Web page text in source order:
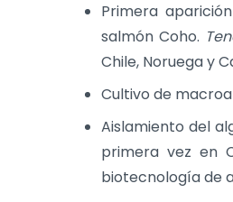
Primera
salmón Coho.
Chile, Noruega y
Cultivo de
Aislamiento del
primera vez en
biotecnología de